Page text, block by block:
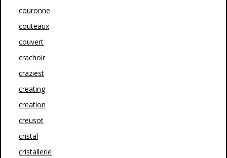
couronne
couteaux
couvert
crachoir
craziest
creating
creation
creusot
cristal
cristallerie